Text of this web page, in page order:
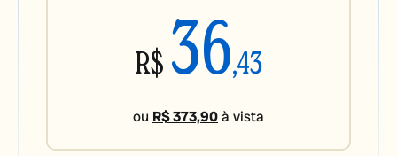
R$ 36,43
ou R$ 373,90à vista